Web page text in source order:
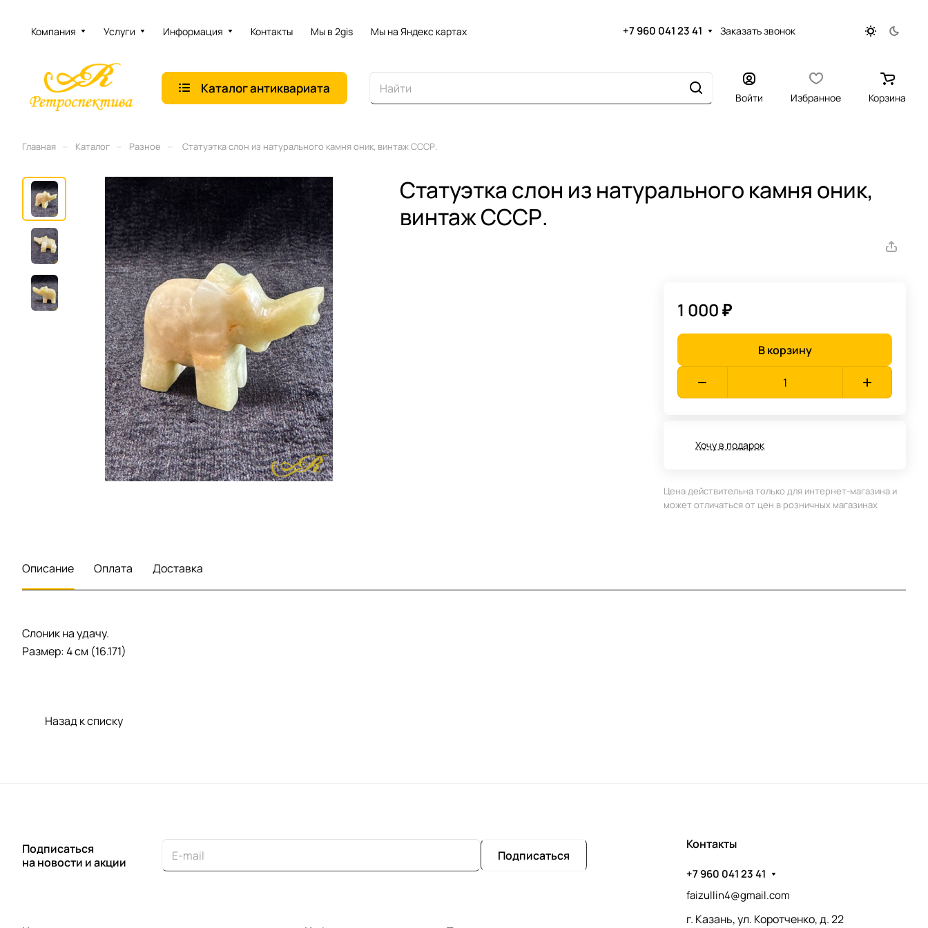
Компания Услуги Информация Контакты Мы в 2gis Мы на Яндекс картах +7 960 041 23 41 Заказать звонок
Каталог антиквариата
Войти Избранное Корзина
Главная Каталог Разное Статуэтка слон из натурального камня оник, винтаж СССР.
Статуэтка слон из натурального камня оник,
винтаж СССР.
1 000 ₽
В корзину
Хочу в подарок
Цена действительна только для интернет-магазина и
может отличаться от цен в розничных магазинах
Описание Оплата Доставка
Слоник на удачу.
Размер: 4 см (16.171)
Назад к списку
Подписаться
на новости и акции
Подписаться
Контакты
+7 960 041 23 41
faizullin4@gmail.com
г. Казань, ул. Коротченко, д. 22